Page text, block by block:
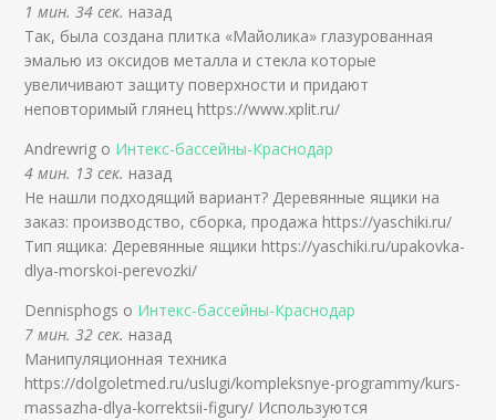
1 мин. 34 сек. назад
Так, была создана плитка «Майолика» глазурованная
эмалью из оксидов металла и стекла которые
увеличивают защиту поверхности и придают
неповторимый глянец https://www.xplit.ru/
Andrewrig о Интекс-бассейны-Краснодар
4 мин. 13 сек. назад
Не нашли подходящий вариант? Деревянные ящики на
заказ: производство, сборка, продажа https://yaschiki.ru/
Тип ящика: Деревянные ящики https://yaschiki.ru/upakovka-
dlya-morskoi-perevozki/
Dennisphogs о Интекс-бассейны-Краснодар
7 мин. 32 сек. назад
Манипуляционная техника
https://dolgoletmed.ru/uslugi/kompleksnye-programmy/kurs-
massazha-dlya-korrektsii-figury/ Используются